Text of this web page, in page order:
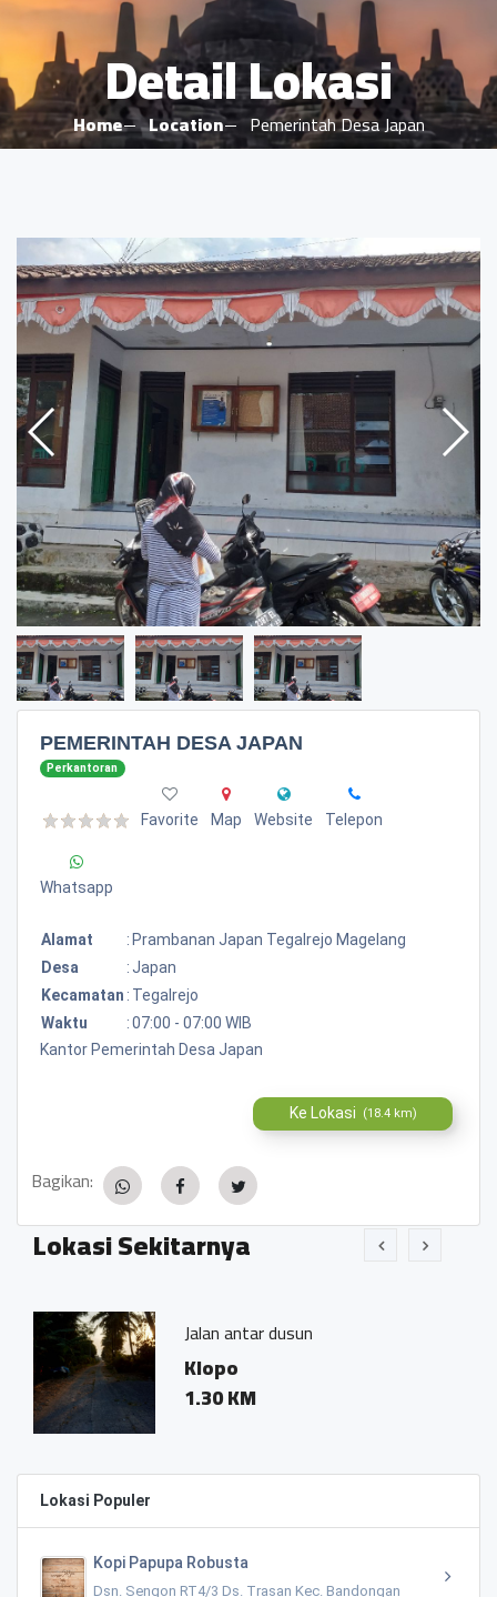
Detail Lokasi
Home Location Pemerintah Desa Japan
PEMERINTAH DESA JAPAN
Perkantoran
Favorite Map Website Telepon
Whatsapp
Alamat : Prambanan Japan Tegalrejo Magelang
Desa
: Japan
Kecamatan : Tegalrejo
Waktu
:07:00 - 07:00 WIB
Kantor Pemerintah Desa Japan
Ke Lokasi (18.4 km)
Bagikan:
Lokasi Sekitarnya
Jalan antar dusun
Klopo
1.30 KM
Lokasi Populer
Kopi Papupa Robusta
Dsn. Sengon RT4/3 Ds. Trasan Kec. Bandongan